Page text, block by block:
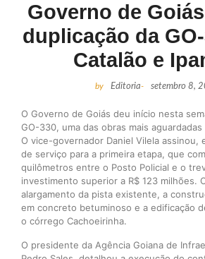
Governo de
duplicação da
Catalão e
by Editoria- setembro 8,
O Governo de Goiás deu início nesta
GO-330, uma das obras mais
O vice-governador Daniel Vilela assinou,
de serviço para a primeira etapa, que
quilômetros entre o Posto Policial e o
investimento superior a R$ 123 milhões.
alargamento da pista existente, a
em concreto betuminoso e a edificação
o córrego Cachoeirinha.
O presidente da Agência Goiana de